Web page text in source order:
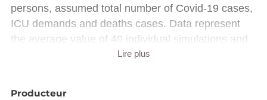
persons, assumed total number of Covid-19 cases,
ICU demands and deaths cases. Data represent
the average value of 40 individual simulations and
the 90% confidence interval. Simulations consider
Lire plus
Producteur